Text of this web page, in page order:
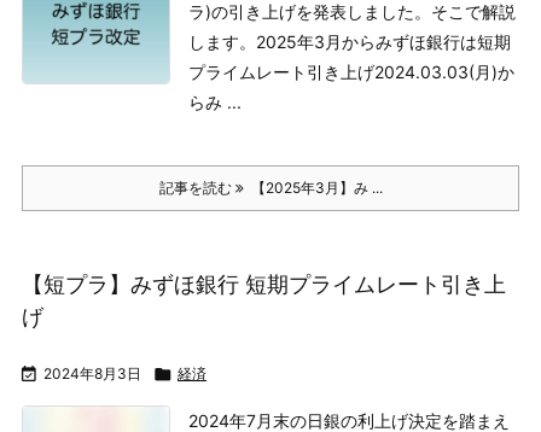
ラ)の引き上げを発表しました。そこで解説
します。 2025年3月からみずほ銀行は短期
プライムレート引き上げ2024.03.03(月)か
らみ ...
記事を読む 【2025年3月】み ...
【短プラ】みずほ銀行 短期プライムレート引き上
げ
 2024年8月3日  経済
2024年7月末の日銀の利上げ決定を踏まえ